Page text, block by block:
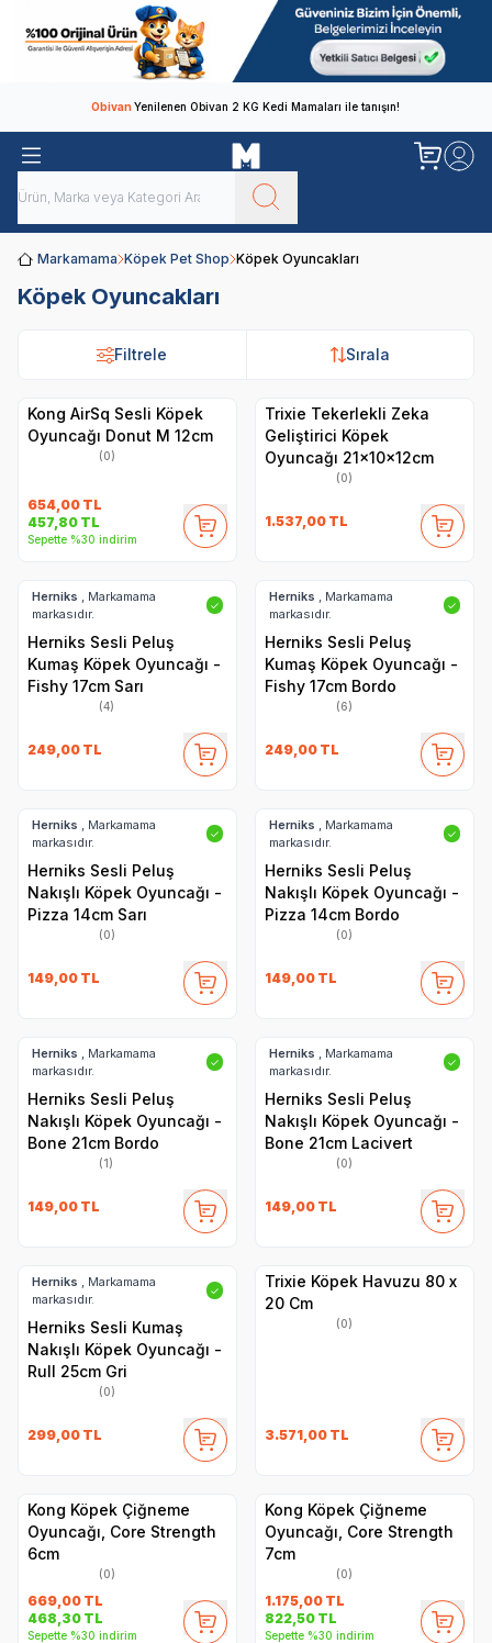
ObivanYenilenen Obivan 2 KG Kedi Mamaları ile tanışın!
Markamama Köpek Pet Shop Köpek Oyuncakları
Köpek Oyuncakları
Filtrele Sırala
Kong AirSq Sesli Köpek
Oyuncağı Donut M 12cm
(0)
654,00 TL
457,80 TL
Sepette %30 indirim
Trixie Tekerlekli Zeka
Geliştirici Köpek
Oyuncağı 21x10x12cm
(0)
1.537,00 TL
Herniks , Markamama
markasıdır.
✓
Herniks Sesli Peluş
Kumaş Köpek Oyuncağı -
Fishy 17cm Sarı
(4)
249,00 TL
Herniks , Markamama
markasıdır.
✓
Herniks Sesli Peluş
Kumaş Köpek Oyuncağı -
Fishy 17cm Bordo
(6)
249,00 TL
Herniks , Markamama
markasıdır.
✓
Herniks Sesli Peluş
Nakışlı Köpek Oyuncağı -
Pizza 14cm Sarı
(0)
149,00 TL
Herniks , Markamama
markasıdır.
✓
Herniks Sesli Peluş
Nakışlı Köpek Oyuncağı -
Pizza 14cm Bordo
(0)
149,00 TL
Herniks , Markamama
markasıdır.
✓
Herniks Sesli Peluş
Nakışlı Köpek Oyuncağı -
Bone 21cm Bordo
(1)
149,00 TL
Herniks , Markamama
markasıdır.
✓
Herniks Sesli Peluş
Nakışlı Köpek Oyuncağı -
Bone 21cm Lacivert
(0)
149,00 TL
Herniks , Markamama
markasıdır.
✓
Herniks Sesli Kumaş
Nakışlı Köpek Oyuncağı -
Rull 25cm Gri
(0)
299,00 TL
Trixie Köpek Havuzu 80 x
20 Cm
(0)
3.571,00 TL
Kong Köpek Çiğneme
Oyuncağı, Core Strength
6cm
(0)
669,00 TL
468,30 TL
Sepette %30 indirim
Kong Köpek Çiğneme
Oyuncağı, Core Strength
7cm
(0)
1.175,00 TL
822,50 TL
Sepette %30 indirim